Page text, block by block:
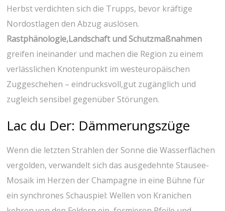
Herbst verdichten sich die Trupps, bevor kräftige
Nordostlagen den Abzug auslösen. ⁤
Rastphänologie,Landschaft und Schutzmaßnahmen
greifen ineinander und machen die Region zu einem
verlässlichen Knotenpunkt im westeuropäischen
Zuggeschehen – eindrucksvoll,gut zugänglich und
zugleich sensibel gegenüber Störungen.
Lac du Der: Dämmerungszüge
Wenn die letzten Strahlen der Sonne ⁣die Wasserflächen
vergolden, verwandelt sich das ausgedehnte Stausee-
Mosaik im ‍Herzen ‍der Champagne in eine Bühne für
ein ‌synchrones Schauspiel: Wellen von Kranichen